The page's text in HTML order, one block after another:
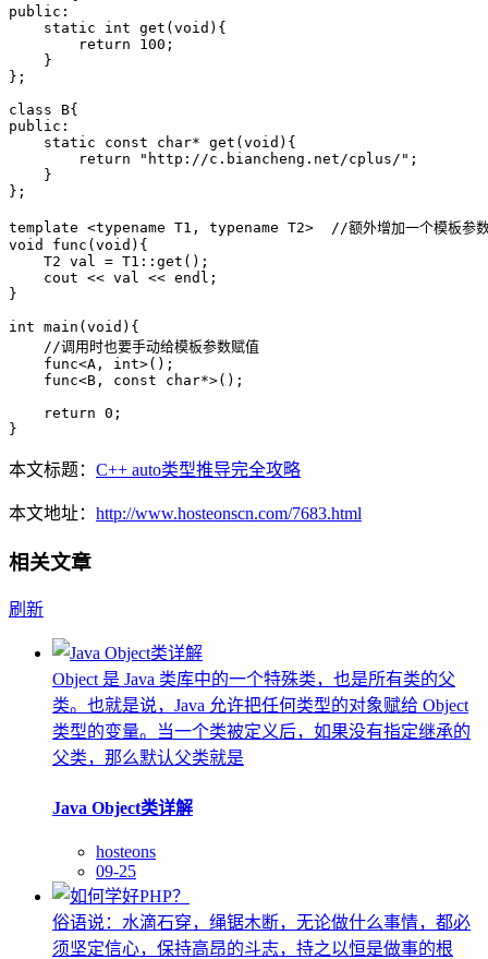
public:
    static int get(void){
        return 100;
    }
};
class B{
public:
    static const char* get(void){
        return "http://c.biancheng.net/cplus/";
    }
};
template <typename T1, typename T2>  //额外增加一个模板参
void func(void){
    T2 val = T1::get();
    cout << val << endl;
}
int main(void){
    //调用时也要手动给模板参数赋值
    func<A, int>();
    func<B, const char*>();
    return 0;
}
本文标题： C++ auto类型推导完全攻略
本文地址： http://www.hosteonscn.com/7683.html
相关文章
刷新
Object 是 Java 类库中的一个特殊类，也是所有类的父
类。也就是说，Java 允许把任何类型的对象赋给 Object
类型的变量。当一个类被定义后，如果没有指定继承的
父类，那么默认父类就是
Java Object类详解
hosteons
09-25
俗语说：水滴石穿，绳锯木断，无论做什么事情，都必
须坚定信心，保持高昂的斗志，持之以恒是做事的根